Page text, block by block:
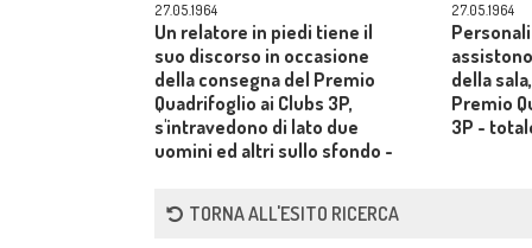
27.05.1964
Un relatore in piedi tiene il
suo discorso in occasione
della consegna del Premio
Quadrifoglio ai Clubs 3P,
s'intravedono di lato due
uomini ed altri sullo sfondo -
27.05.1964
della
Premio
3P -
TORNA ALL'ESITO RICERCA